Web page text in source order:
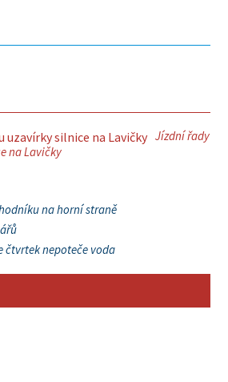
Jízdní řady
na Lavičky
na horní straně
čtvrtek nepoteče voda